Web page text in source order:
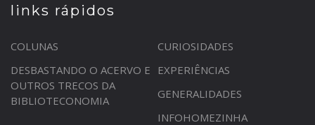
links rápidos
COLUNAS
CURIOSIDADES
DESBASTANDO O ACERVO E
OUTROS TRECOS DA
BIBLIOTECONOMIA
EXPERIÊNCIAS
GENERALIDADES
INFOHOMEZINHA